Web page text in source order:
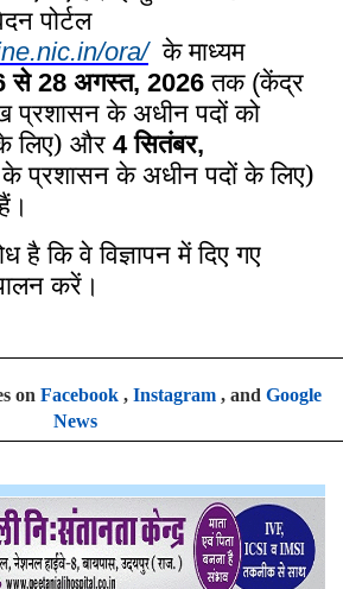
पोर्टल
ora/ के माध्यम
से28 अगस्त, 2026 तक(केंद्र
प्रशासन के अधीन पदों को
लिए) और 4सितंबर,
के प्रशासन के अधीन पदों के लिए)
है कि वे विज्ञापन में दिए गए
करें।
on Facebook, Instagram, and Google
News